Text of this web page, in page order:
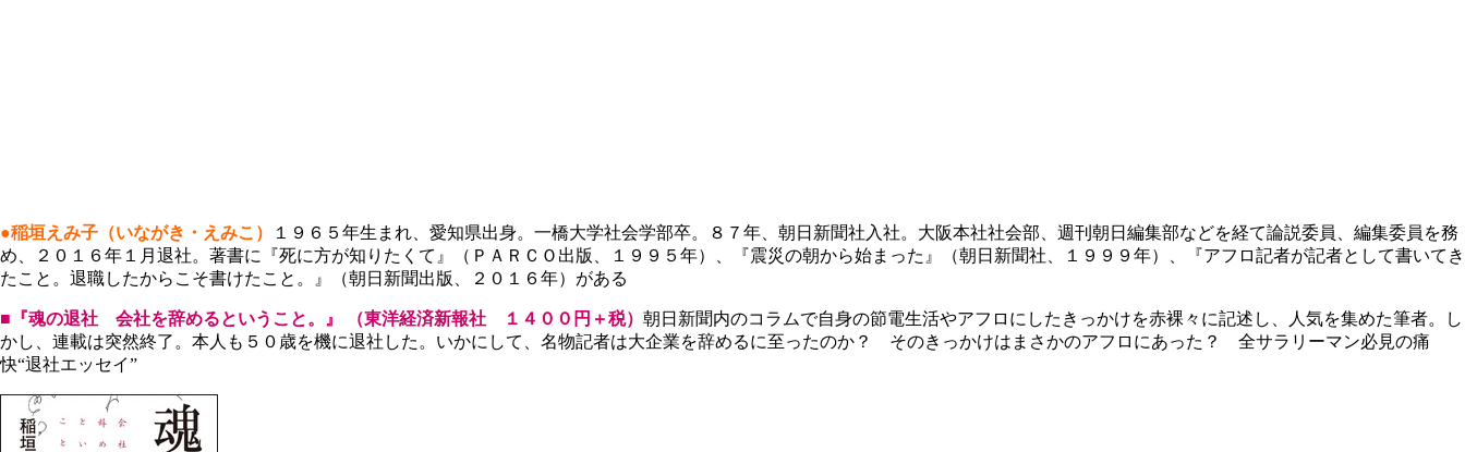
●稲垣えみ子（いながき・えみこ）
１９６５年生まれ、愛知県出身。一橋大学社会学部卒。８７年、朝日新聞社入社。大阪本社社会部、週刊朝日編集部などを経て論説委員、編集委員を務
め、２０１６年１月退社。著書に『死に方が知りたくて』（ＰＡＲＣＯ出版、１９９５年）、『震災の朝から始まった』（朝日新聞社、１９９９年）、『アフロ記者が記者として書いてき
たこと。退職したからこそ書けたこと。』（朝日新聞出版、２０１６年）がある
■『魂の退社 会社を辞めるということ。』 （東洋経済新報社 １４００円＋税） 朝日新聞内のコラムで自身の節電生活やアフロにしたきっかけを赤裸々に記述し、人気を集めた筆者。し
かし、連載は突然終了。本人も５０歳を機に退社した。いかにして、名物記者は大企業を辞めるに至ったのか？ そのきっかけはまさかのアフロにあった？ 全サラリーマン必見の痛
快“退社エッセイ”